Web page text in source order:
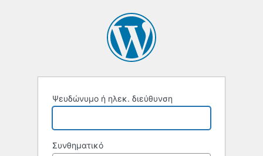
Ψευδώνυμο ή ηλεκ. διεύθυνση
Συνθηματικό